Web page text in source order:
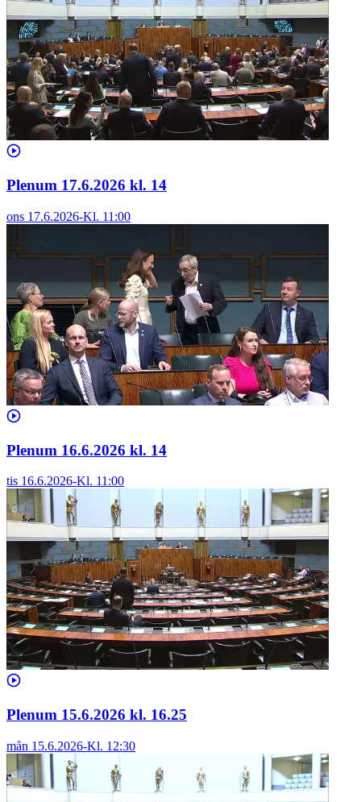
Plenum 17.6.2026 kl. 14
ons 17.6.2026-Kl. 11:00
Plenum 16.6.2026 kl. 14
tis 16.6.2026-Kl. 11:00
Plenum 15.6.2026 kl. 16.25
mån 15.6.2026-Kl. 12:30